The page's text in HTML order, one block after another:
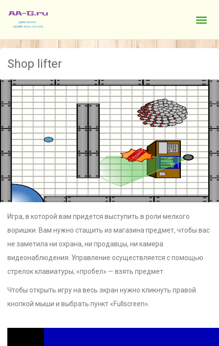
Shop lifter
Игра, в которой вам придется выступить в роли мелкого
воришки. Вам нужно стащить из магазина предмет, чтобы вас
не заметила ни охрана, ни продавцы, ни камера
видеонаблюдения. Управление осуществляется с помощью
стрелок клавиатуры; «пробел» — взять предмет
Чтобы открыть игру на весь экран нужно кликнуть правой
кнопкой мыши и выбрать пункт «Fullscreen».